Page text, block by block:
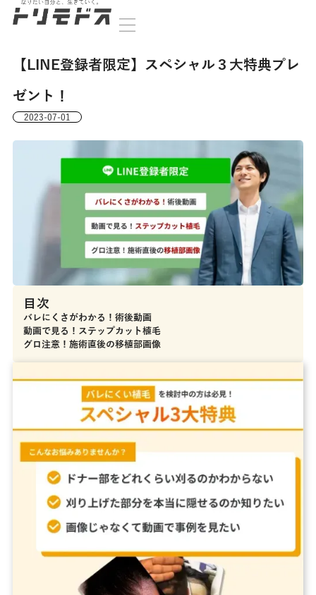
【LINE登録者限定】スペシャル３大特典プレ
ゼント！
2023-07-01
目次
バレにくさがわかる！術後動画
動画で見る！ステップカット植毛
グロ注意！施術直後の移植部画像